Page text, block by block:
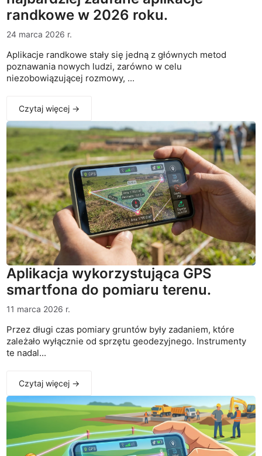
randkowe w 2026 roku.
24 marca 2026 r.
Aplikacje randkowe stały się jedną z głównych metod
poznawania nowych ludzi, zarówno w celu
niezobowiązującej rozmowy, ...
Czytaj więcej →
Aplikacja wykorzystująca GPS
smartfona do pomiaru terenu.
11 marca 2026 r.
Przez długi czas pomiary gruntów były zadaniem, które
zależało wyłącznie od sprzętu geodezyjnego. Instrumenty
te nadal...
Czytaj więcej →